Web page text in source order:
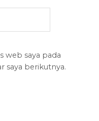
web saya pada
saya berikutnya.